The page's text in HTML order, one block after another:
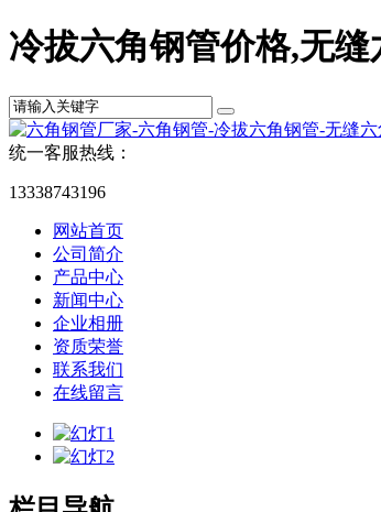
冷拔六角钢管价格,无
统一客服热线：
13338743196
网站首页
公司简介
产品中心
新闻中心
企业相册
资质荣誉
联系我们
在线留言